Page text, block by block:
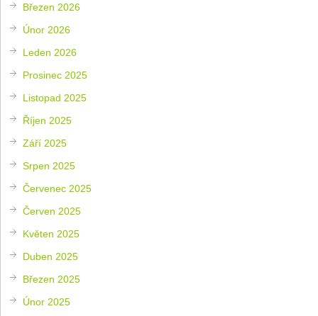
Březen 2026
Únor 2026
Leden 2026
Prosinec 2025
Listopad 2025
Říjen 2025
Září 2025
Srpen 2025
Červenec 2025
Červen 2025
Květen 2025
Duben 2025
Březen 2025
Únor 2025